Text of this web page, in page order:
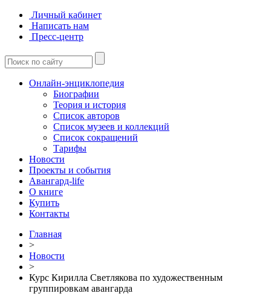
Личный кабинет
Написать нам
Пресс-центр
Онлайн-энциклопедия
Биографии
Теория и история
Список авторов
Список музеев и коллекций
Список сокращений
Тарифы
Новости
Проекты и события
Авангард-life
О книге
Купить
Контакты
Главная
>
Новости
>
Курс Кирилла Светлякова по художественным
группировкам авангарда